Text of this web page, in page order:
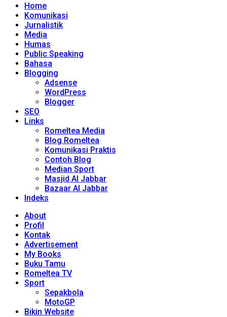
Home
Komunikasi
Jurnalistik
Media
Humas
Public Speaking
Bahasa
Blogging
Adsense
WordPress
Blogger
SEO
Links
Romeltea Media
Blog Romeltea
Komunikasi Praktis
Contoh Blog
Median Sport
Masjid Al Jabbar
Bazaar Al Jabbar
Indeks
About
Profil
Kontak
Advertisement
My Books
Buku Tamu
Romeltea TV
Sport
Sepakbola
MotoGP
Bikin Website